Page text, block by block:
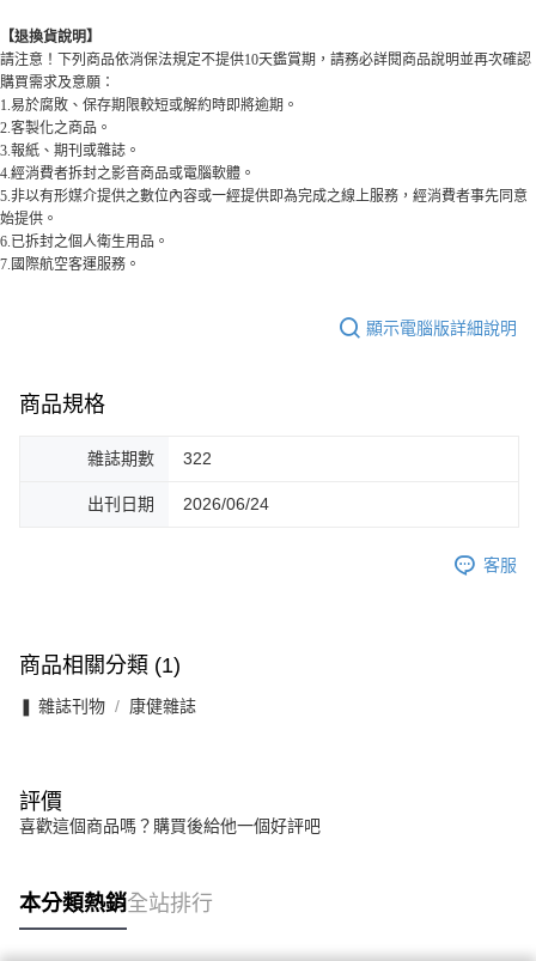
【退換貨說明】
請注意！下列商品依消保法規定不提供10天鑑賞期，請務必詳閱商品說明並再次確認
購買需求及意願：
1.易於腐敗、保存期限較短或解約時即將逾期。
2.客製化之商品。
3.報紙、期刊或雜誌。
4.經消費者拆封之影音商品或電腦軟體。
5.非以有形媒介提供之數位內容或一經提供即為完成之線上服務，經消費者事先同意
始提供。
6.已拆封之個人衛生用品。
7.國際航空客運服務。
顯示電腦版詳細說明
商品規格
雜誌期數 322
出刊日期 2026/06/24
客服
商品相關分類 (1)
❚ 雜誌刊物 康健雜誌
評價
喜歡這個商品嗎？購買後給他一個好評吧
本分類熱銷全站排行